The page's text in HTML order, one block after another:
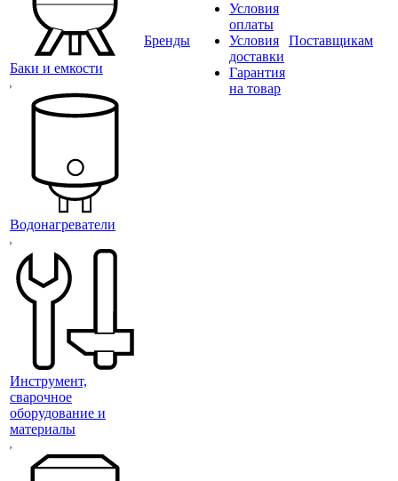
Баки и емкости
Водонагреватели
Инструмент,
сварочное
оборудование и
материалы
Бренды
Условия
оплаты
Условия
доставки
Гарантия
на товар
Поставщикам